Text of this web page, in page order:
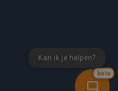
bèta
Kan ik je helpen?